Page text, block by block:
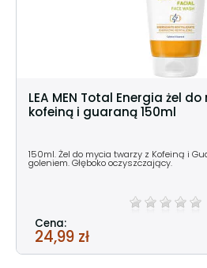
LEA MEN Total Energia żel
kofeiną i guaraną 150ml
150ml. Żel do mycia twarzy z Kofeiną i
goleniem. Głęboko oczyszczający.
Cena:
24,99 zł